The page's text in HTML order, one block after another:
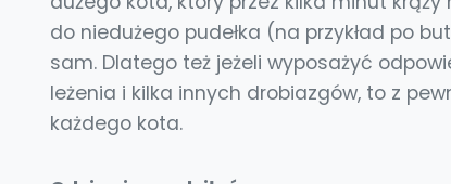
do niedużego pudełka (na przykład po
sam. Dlatego też jeżeli wyposażyć
leżenia i kilka innych drobiazgów, to z
każdego kota.